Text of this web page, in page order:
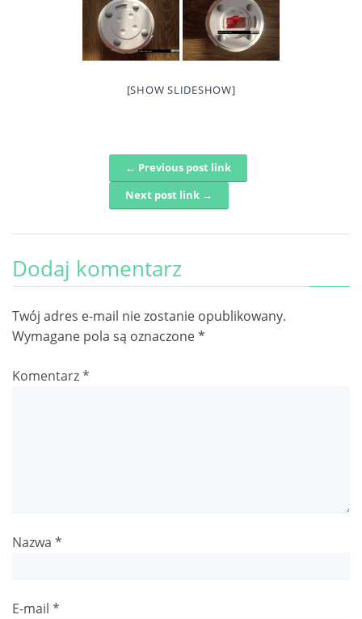
[SHOW SLIDESHOW]
Post navigation← Previous post link
Next post link →
Dodaj komentarz
Twój adres e-mail nie zostanie opublikowany.
Wymagane pola są oznaczone*
Komentarz*
Nazwa *
E-mail *